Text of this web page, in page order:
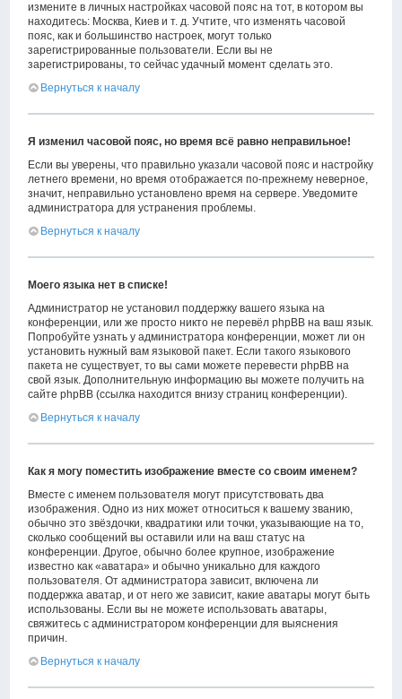
измените в личных настройках часовой пояс на тот, в котором вы
находитесь: Москва, Киев и т. д. Учтите, что изменять часовой
пояс, как и большинство настроек, могут только
зарегистрированные пользователи. Если вы не
зарегистрированы, то сейчас удачный момент сделать это.
Вернуться к началу
Я изменил часовой пояс, но время всё равно неправильное!
Если вы уверены, что правильно указали часовой пояс и настройку
летнего времени, но время отображается по-прежнему неверное,
значит, неправильно установлено время на сервере. Уведомите
администратора для устранения проблемы.
Вернуться к началу
Моего языка нет в списке!
Администратор не установил поддержку вашего языка на
конференции, или же просто никто не перевёл phpBB на ваш язык.
Попробуйте узнать у администратора конференции, может ли он
установить нужный вам языковой пакет. Если такого языкового
пакета не существует, то вы сами можете перевести phpBB на
свой язык. Дополнительную информацию вы можете получить на
сайте phpBB (ссылка находится внизу страниц конференции).
Вернуться к началу
Как я могу поместить изображение вместе со своим именем?
Вместе с именем пользователя могут присутствовать два
изображения. Одно из них может относиться к вашему званию,
обычно это звёздочки, квадратики или точки, указывающие на то,
сколько сообщений вы оставили или на ваш статус на
конференции. Другое, обычно более крупное, изображение
известно как «аватара» и обычно уникально для каждого
пользователя. От администратора зависит, включена ли
поддержка аватар, и от него же зависит, какие аватары могут быть
использованы. Если вы не можете использовать аватары,
свяжитесь с администратором конференции для выяснения
причин.
Вернуться к началу